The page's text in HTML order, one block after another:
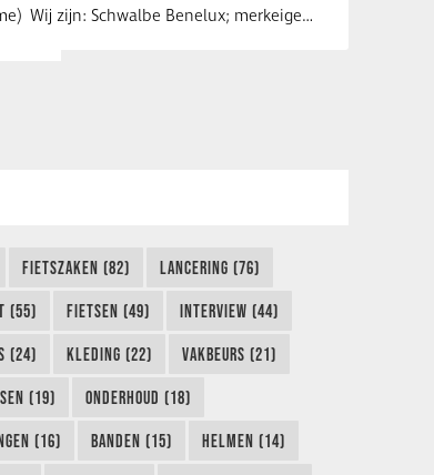
Service medewerker (fulltime) Wij zijn: Schwalbe Benelux; merkeigenaar, …
FIETSZAKEN (82) LANCERING (76)
(55) FIETSEN (49) INTERVIEW (44)
(24) KLEDING (22) VAKBEURS (21)
(19) ONDERHOUD (18)
(16) BANDEN (15) HELMEN (14)